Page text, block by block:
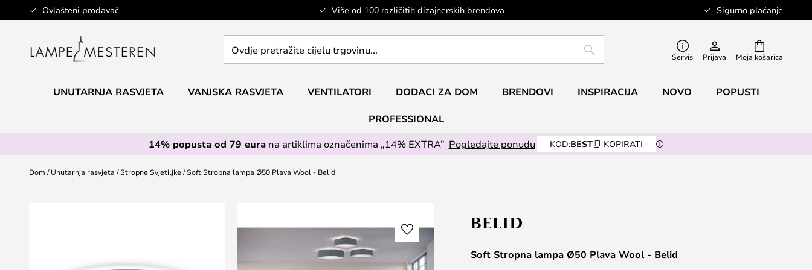
Ovlašteni prodavač Više od 100 različitih dizajnerskih brendova Sigurno plaćanje
Skip
to
Moja košarica
pretražite
trgovinu...
TRAŽI Servis Prijava
UNUTARNJA RASVJETA VANJSKA RASVJETA VENTILATORI DODACI ZA DOM BRENDOVI INSPIRACIJA NOVO POPUSTI
PROFESSIONAL
14% popusta od 79 eurana artiklima označenima „14% EXTRA” Pogledajte ponudu KOD:BEST KOPIRATI
Dom Unutarnja rasvjeta Stropne Svjetiljke Soft Stropna lampa Ø50 Plava Wool - Belid
Soft Stropna lampa Ø50 Plava Wool - Belid